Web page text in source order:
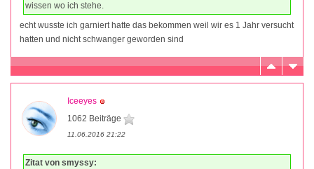
wissen wo ich stehe.
echt wusste ich garniert hatte das bekommen weil wir es 1 Jahr versucht
hatten und nicht schwanger geworden sind
Iceeyes
1062 Beiträge
11.06.2016 21:22
Zitat von smyssy: